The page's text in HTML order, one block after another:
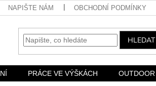
NAPIŠTE NÁM OBCHODNÍ PODMÍNKY
HLEDAT
PRÁCE VE VÝŠKÁCH OUTDOOR